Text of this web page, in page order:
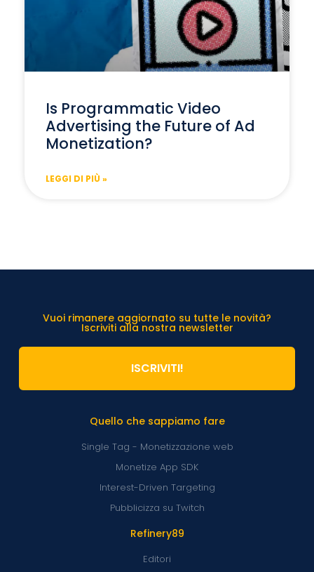
Is Programmatic Video
Advertising the Future of Ad
Monetization?
LEGGI DI PIÙ »
Refinery89
Editori
Quello che sappiamo fare
Single Tag - Monetizzazione web
Monetize App SDK
Interest-Driven Targeting
Pubblicizza su Twitch
Vuoi rimanere aggiornato su tutte le novità?
Iscriviti alla nostra newsletter
ISCRIVITI!